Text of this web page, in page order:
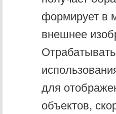
формирует в
внешнее
для
объектов,